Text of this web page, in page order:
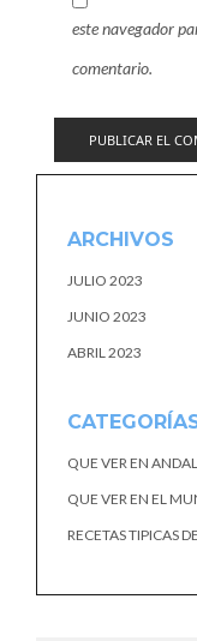
este navegador
comentario.
ARCHIVOS
JULIO 2023
JUNIO 2023
ABRIL 2023
QUE VER EN
QUE VER EN EL
RECETAS TIPICAS